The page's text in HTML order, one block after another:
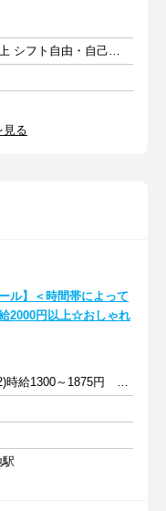
週3日以上 1日7時間以上 シフト自由・自己申告
見る
ル】＜時間帯によって
2000円以上☆おしゃれ
(1)時給1400～2000円(2)時給1300～1875円 ※深夜手当含む